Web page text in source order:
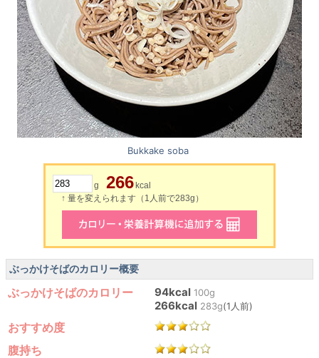
Bukkake soba
g 266 kcal
↑ 量を変えられます（1人前で283g）
ぶっかけそばのカロリー概要
ぶっかけそばのカロリー 94kcal 100g
266kcal 283g(1人前)
おすすめ度
腹持ち